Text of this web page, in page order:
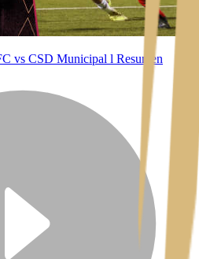
vs CSD Municipal l Resumen